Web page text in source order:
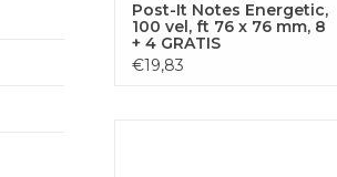
Post-It Notes Energetic,
100 vel, ft 76 x 76 mm, 8
+ 4 GRATIS
€19,83